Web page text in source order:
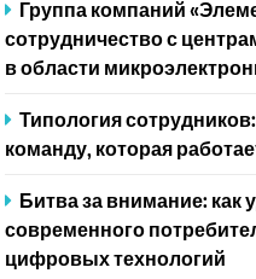
Группа компаний
сотрудничество с
в области
Типология
команду, которая
Битва за внимание: как
современного
цифровых технологий